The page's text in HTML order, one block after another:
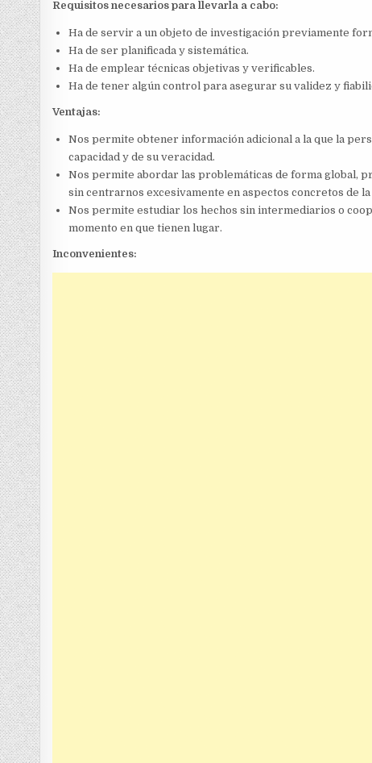
Requisitos necesarios para llevarla a cabo:
Ha de servir a un objeto de investigación previamente
Ha de ser planificada y sistemática.
Ha de emplear técnicas objetivas y verificables.
Ha de tener algún control para asegurar su validez y
Ventajas:
Nos permite obtener información adicional a la que la
capacidad y de su veracidad.
Nos permite abordar las problemáticas de forma global,
sin centrarnos excesivamente en aspectos concretos de la
Nos permite estudiar los hechos sin intermediarios o
momento en que tienen lugar.
Inconvenientes: